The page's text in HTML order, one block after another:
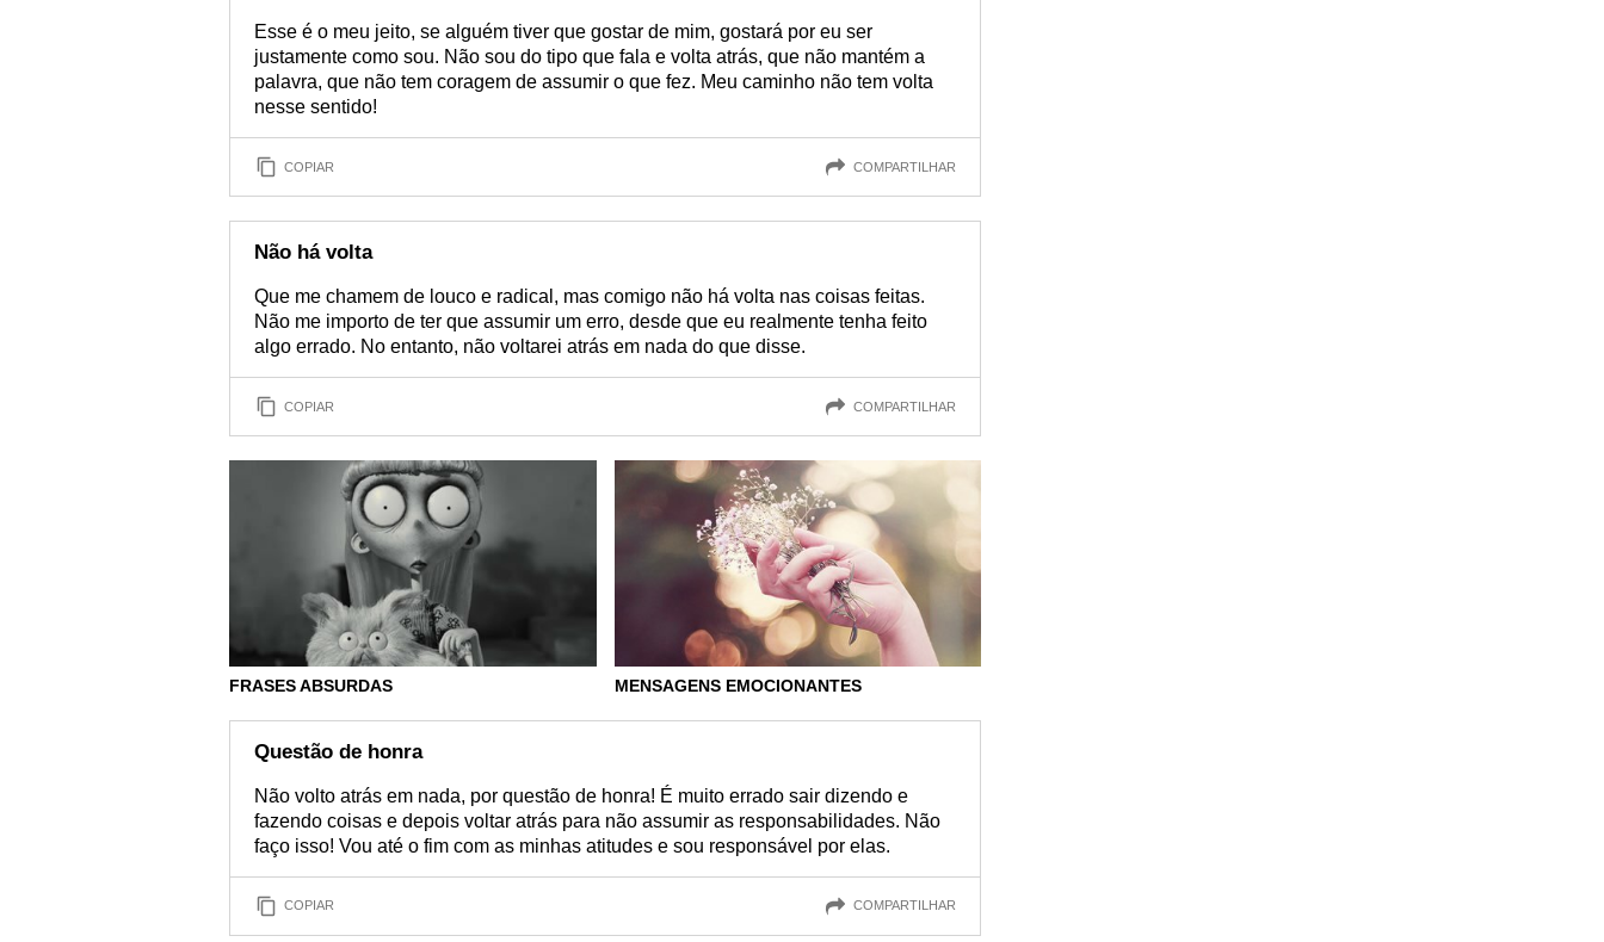
Esse é o meu jeito, se alguém tiver que gostar de mim, gostará por eu ser
justamente como sou. Não sou do tipo que fala e volta atrás, que não mantém a
palavra, que não tem coragem de assumir o que fez. Meu caminho não tem volta
nesse sentido!
COPIAR COMPARTILHAR
Não há volta
Que me chamem de louco e radical, mas comigo não há volta nas coisas feitas.
Não me importo de ter que assumir um erro, desde que eu realmente tenha feito
algo errado. No entanto, não voltarei atrás em nada do que disse.
COPIAR COMPARTILHAR
FRASES ABSURDAS MENSAGENS EMOCIONANTES
Questão de honra
Não volto atrás em nada, por questão de honra! É muito errado sair dizendo e
fazendo coisas e depois voltar atrás para não assumir as responsabilidades. Não
faço isso! Vou até o fim com as minhas atitudes e sou responsável por elas.
COPIAR COMPARTILHAR